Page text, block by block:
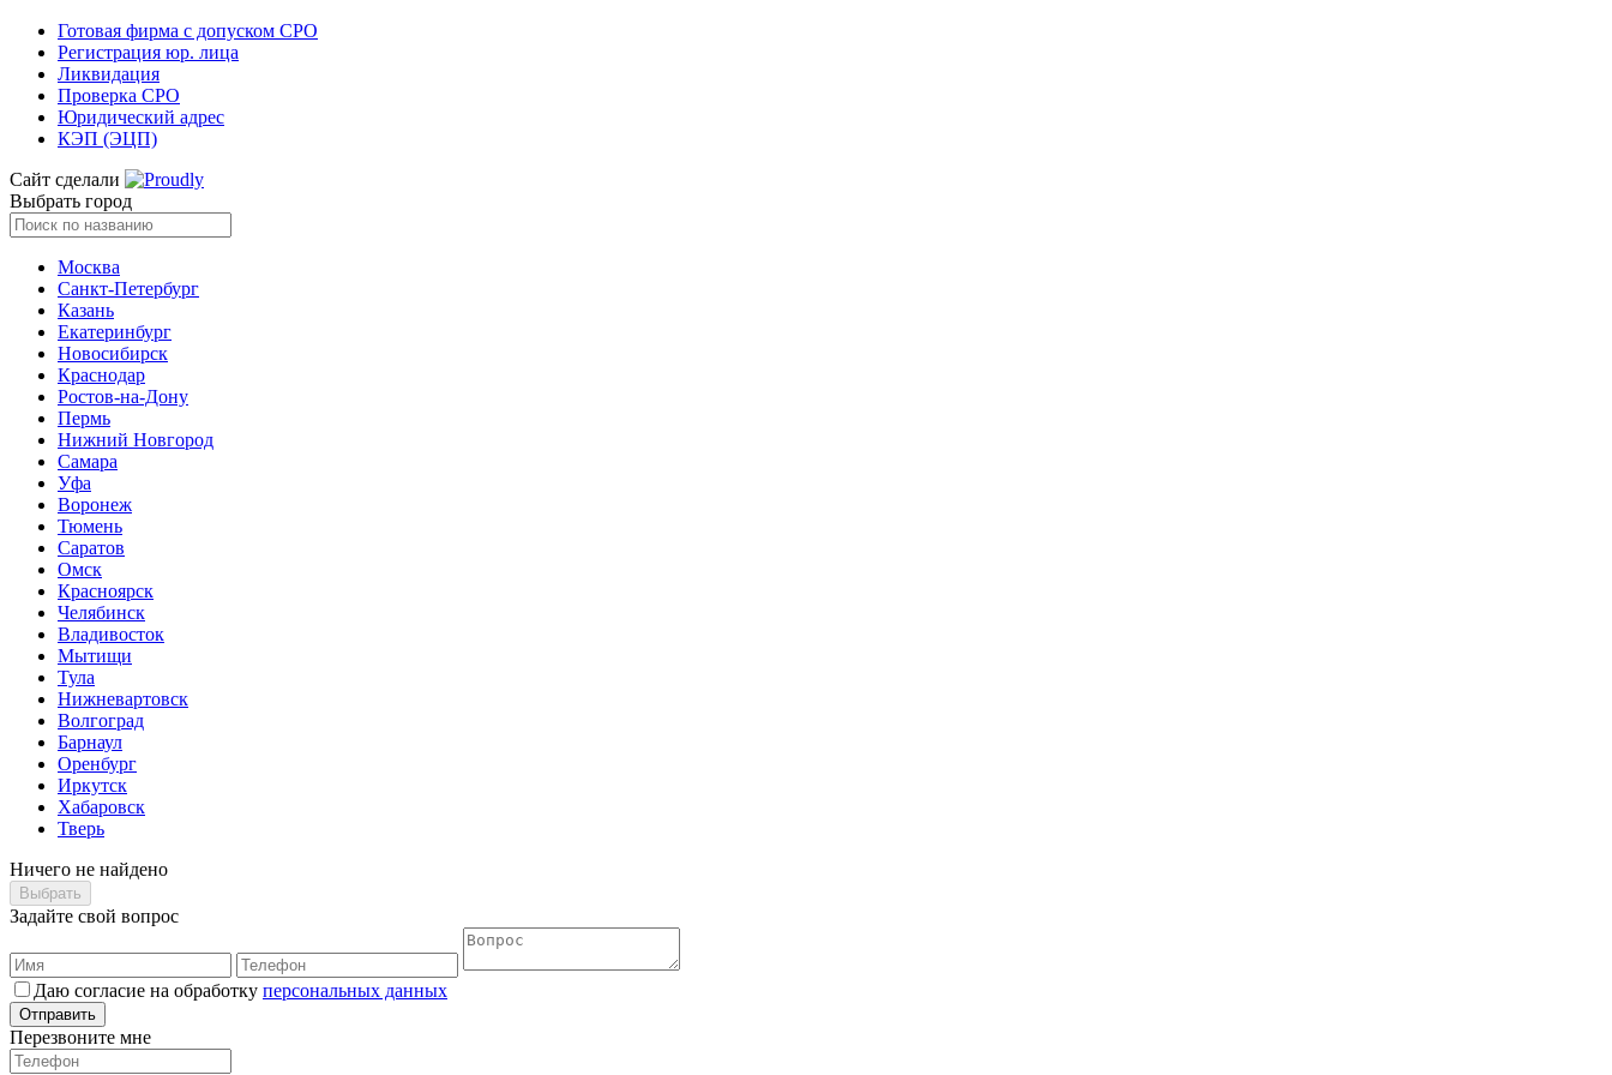
Готовая фирма с допуском СРО
Регистрация юр. лица
Ликвидация
Проверка СРО
Юридический адрес
КЭП (ЭЦП)
Сайт сделали
Выбрать город
Москва
Санкт-Петербург
Казань
Екатеринбург
Новосибирск
Краснодар
Ростов-на-Дону
Пермь
Нижний Новгород
Самара
Уфа
Воронеж
Тюмень
Саратов
Омск
Красноярск
Челябинск
Владивосток
Мытищи
Тула
Нижневартовск
Волгоград
Барнаул
Оренбург
Иркутск
Хабаровск
Тверь
Ничего не найдено
Выбрать
Задайте свой вопрос
Даю согласие на обработку персональных данных
Отправить
Перезвоните мне